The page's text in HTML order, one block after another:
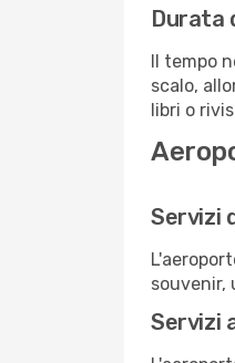
Durata
Il tempo
scalo,
libri o
Servizi
souvenir,
Servizi